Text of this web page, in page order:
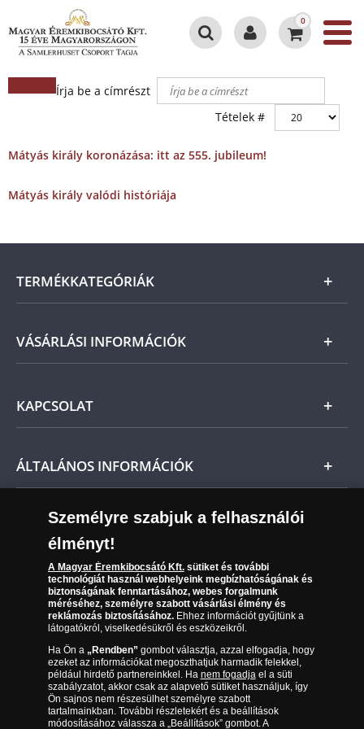
0
Írja be a címrészt
Tételek #
Mátyás király koronázása: itt az 555. jubileum!
Mátyás király valódi históriája
TERMÉKKATEGÓRIÁK
Arany
Magyar
VÁSÁRLÁSI INFORMÁCIÓK
Kézbesítés
Reklamáció
Visszaküldés
Elállási űrlap
KAPCSOLAT
Ügyfélszolgálat
Leiratkozás a hírlevélről
Karrier
ÁLTALÁNOS INFORMÁCIÓK
Sütik (cookies) használata
Süti (cookies)Beállítások
Társaságunkról
Az érmék és érmek ára és értéke
Gyakran ismételt kérdések
Adatkezelés
06 80 888 889
(díjmentesen hívható hétfőtől csütörtökig 9.00 és 17.00
óra között, péntekenként 9.00 és 15.00 óra között)
Személyre szabjuk a felhasználói
élményt!
A Magyar Éremkibocsátó Kft.sütiket és további
technológiát használ webhelyeink megbízhatóságának és
biztonságának fenntartásához, webes forgalmunk
méréséhez, személyre szabott vásárlási élmény és
reklámozás biztosításához.Ehhez információt gyűjtünk a
látogatókról, viselkedésükről és eszközeikről.
Ha Ön a „Rendben”gombot választja, azzal elfogadja, hogy
ezeket az információkat megoszthatjuk harmadik felekkel,
például hirdető partnereinkkel. Ha nem fogadjael a süti
szabályzatot, akkor csak az alapvető sütiket használjuk, így
Ön sajnos nem részesülhet személyre szabott
tartalmainkban. További részletekért és a beállítások
módosításához válassza a „Beállítások” gombot. A